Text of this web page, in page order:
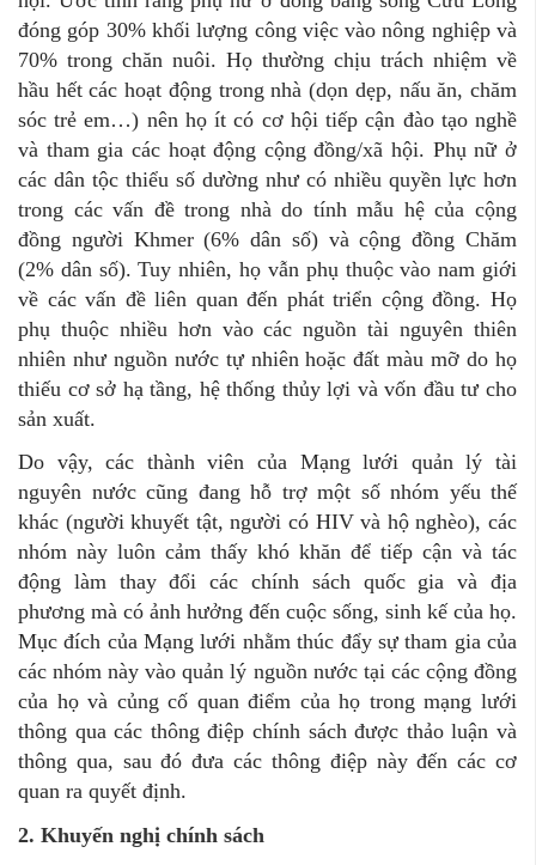
đóng góp 30% khối lượng công việc vào nông nghiệp và
70% trong chăn nuôi. Họ thường chịu trách nhiệm về
hầu hết các hoạt động trong nhà (dọn dẹp, nấu ăn, chăm
sóc trẻ em…) nên họ ít có cơ hội tiếp cận đào tạo nghề
và tham gia các hoạt động cộng đồng/xã hội. Phụ nữ ở
các dân tộc thiểu số dường như có nhiều quyền lực hơn
trong các vấn đề trong nhà do tính mẫu hệ của cộng
đồng người Khmer (6% dân số) và cộng đồng Chăm
(2% dân số). Tuy nhiên, họ vẫn phụ thuộc vào nam giới
về các vấn đề liên quan đến phát triển cộng đồng. Họ
phụ thuộc nhiều hơn vào các nguồn tài nguyên thiên
nhiên như nguồn nước tự nhiên hoặc đất màu mỡ do họ
thiếu cơ sở hạ tầng, hệ thống thủy lợi và vốn đầu tư cho
sản xuất.
Do vậy, các thành viên của Mạng lưới quản lý tài
nguyên nước cũng đang hỗ trợ một số nhóm yếu thế
khác (người khuyết tật, người có HIV và hộ nghèo), các
nhóm này luôn cảm thấy khó khăn để tiếp cận và tác
động làm thay đổi các chính sách quốc gia và địa
phương mà có ảnh hưởng đến cuộc sống, sinh kế của họ.
Mục đích của Mạng lưới nhằm thúc đẩy sự tham gia của
các nhóm này vào quản lý nguồn nước tại các cộng đồng
của họ và củng cố quan điểm của họ trong mạng lưới
thông qua các thông điệp chính sách được thảo luận và
thông qua, sau đó đưa các thông điệp này đến các cơ
quan ra quyết định.
2. Khuyến nghị chính sách